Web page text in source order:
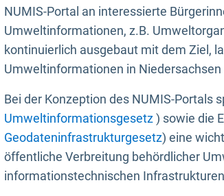
NUMIS-Portal an interessierte
Umweltinformationen, z.B.
kontinuierlich ausgebaut mit dem Ziel,
Umweltinformationen in Niedersachsen
Bei der Konzeption des NUMIS-
Umweltinformationsgesetz) sowie die
Geodateninfrastrukturgesetz) eine
öffentliche Verbreitung behördlicher
informationstechnischen